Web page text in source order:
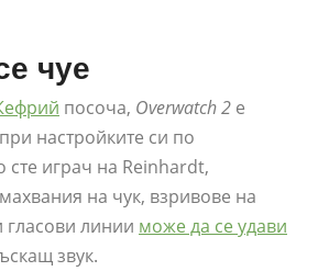
чуе
посоча, Overwatch 2 е
настройките си по
сте играч на Reinhardt,
на чук, взривове на
гласови линии може да се удави
звук.